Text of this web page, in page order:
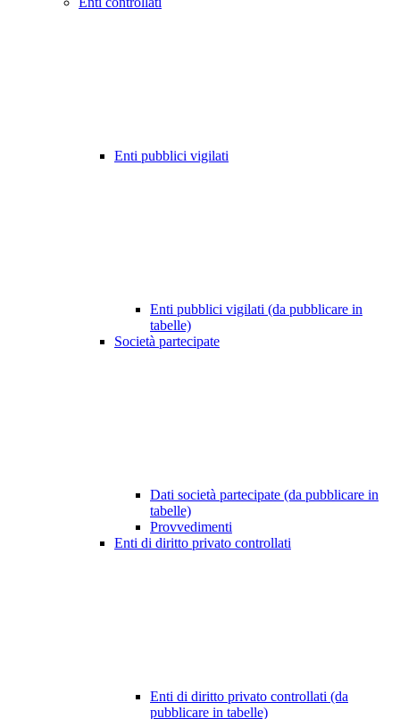
Enti pubblici vigilati
Enti pubblici vigilati (da pubblicare in
tabelle)
Società partecipate
Dati società partecipate (da pubblicare in
tabelle)
Provvedimenti
Enti di diritto privato controllati
Enti di diritto privato controllati (da
pubblicare in tabelle)